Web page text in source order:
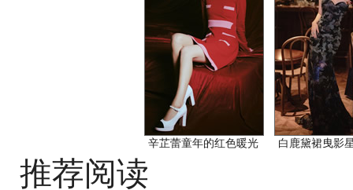
辛芷蕾童年的红色暖光 白鹿黛裙曳影
推荐阅读